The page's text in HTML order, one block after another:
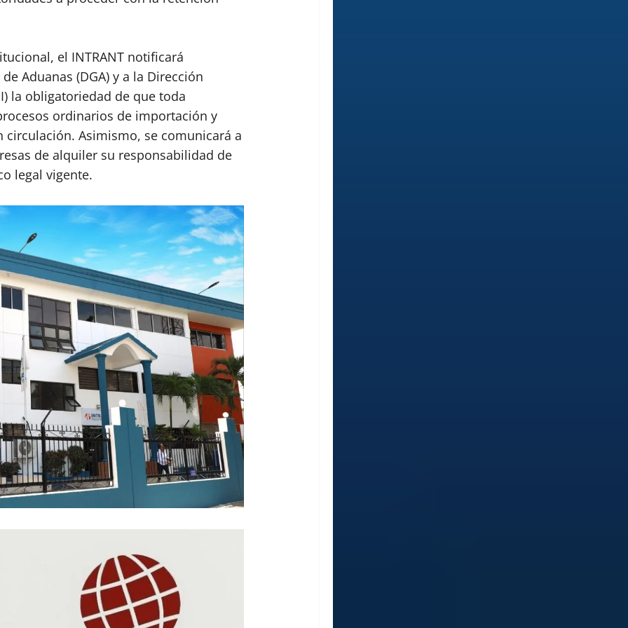
el INTRANT notificará
Aduanas (DGA) y a la Dirección
la obligatoriedad de que toda
ordinarios de importación y
Asimismo, se comunicará a
de alquiler su responsabilidad de
legal vigente.